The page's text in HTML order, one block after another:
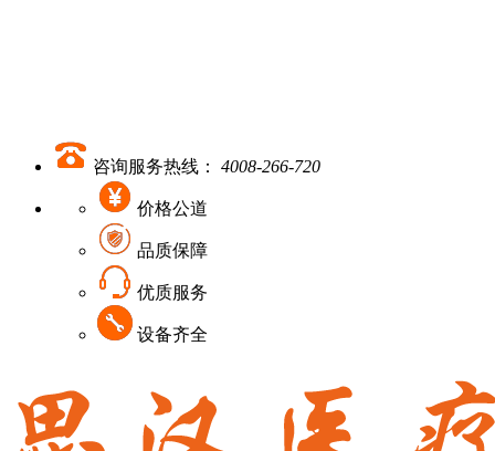
咨询服务热线： 4008-266-720
价格公道
品质保障
优质服务
设备齐全